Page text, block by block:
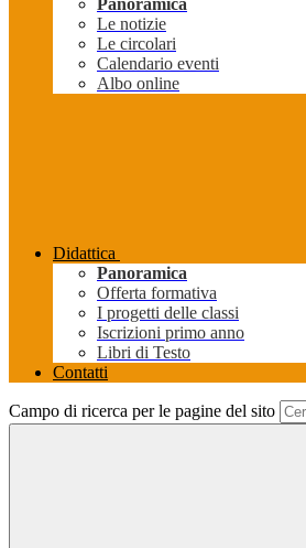
Panoramica
Le notizie
Le circolari
Calendario eventi
Albo online
Didattica
Panoramica
Offerta formativa
I progetti delle classi
Iscrizioni primo anno
Libri di Testo
Contatti
Campo di ricerca per le pagine del sito